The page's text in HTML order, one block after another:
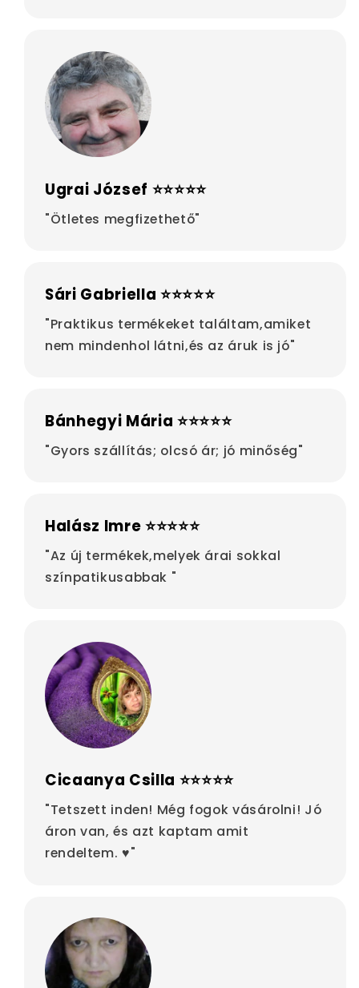
Ugrai József ⭐⭐⭐⭐⭐
"Ötletes megfizethető"
Sári Gabriella ⭐⭐⭐⭐⭐
"Praktikus termékeket találtam,amiket
nem mindenhol látni,és az áruk is jó"
Bánhegyi Mária ⭐⭐⭐⭐⭐
"Gyors szállítás; olcsó ár; jó minőség"
Halász Imre ⭐⭐⭐⭐⭐
"Az új termékek,melyek árai sokkal
színpatikusabbak "
Cicaanya Csilla ⭐⭐⭐⭐⭐
"Tetszett inden! Még fogok vásárolni! Jó
áron van, és azt kaptam amit
rendeltem. ♥"